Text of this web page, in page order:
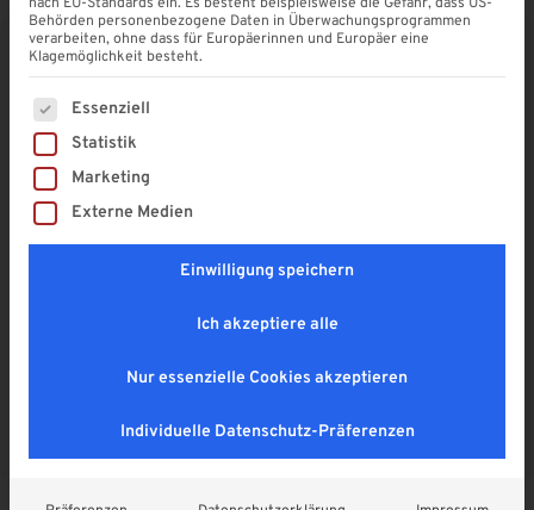
Pfostenträger H-Form 140 mm
4,9
19,90€
Enthält 19% MwSt. DE
zzgl.
Versand
Lieferzeit: ca. 1 - 2 Wochen
In den Warenkorb
e
Sichere SSL-Verbindung
Behörden personenbezogene Daten in Überwachungsprogrammen
verarbeiten, ohne dass für Europäerinnen und Europäer eine
Klagemöglichkeit besteht.
Es folgt eine Liste der Service-Gruppen, für die eine
Essenziell
Statistik
Marketing
Externe Medien
Einwilligung speichern
Ich akzeptiere alle
Nur essenzielle Cookies akzeptieren
Individuelle Datenschutz-Präferenzen